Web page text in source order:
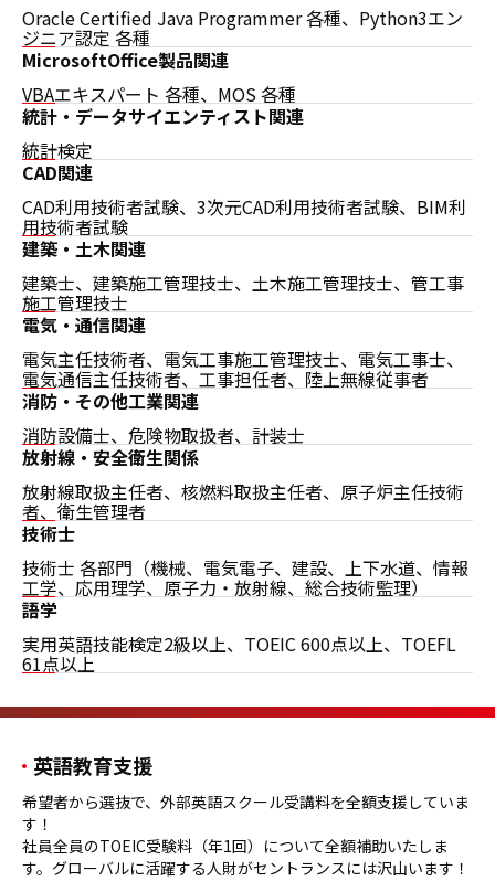
Oracle Certified Java Programmer 各種、Python3エン
ジニア認定 各種
MicrosoftOffice製品関連
VBAエキスパート 各種、MOS 各種
統計・データサイエンティスト関連
統計検定
CAD関連
CAD利用技術者試験、3次元CAD利用技術者試験、BIM利
用技術者試験
建築・土木関連
建築士、建築施工管理技士、土木施工管理技士、管工事
施工管理技士
電気・通信関連
電気主任技術者、電気工事施工管理技士、電気工事士、
電気通信主任技術者、工事担任者、陸上無線従事者
消防・その他工業関連
消防設備士、危険物取扱者、計装士
放射線・安全衛生関係
放射線取扱主任者、核燃料取扱主任者、原子炉主任技術
者、衛生管理者
技術士
技術士 各部門（機械、電気電子、建設、上下水道、情報
工学、応用理学、原子力・放射線、総合技術監理）
語学
実用英語技能検定2級以上、TOEIC 600点以上、TOEFL
61点以上
英語教育支援
希望者から選抜で、外部英語スクール受講料を全額支援していま
す！
社員全員のTOEIC受験料（年1回）について全額補助いたしま
す。グローバルに活躍する人財がセントランスには沢山います！